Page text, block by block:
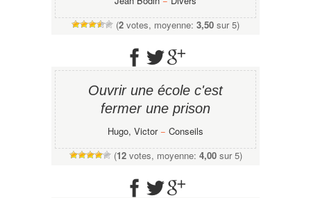
(2 votes, moyenne: 3,50 sur 5)
Ouvrir une école c'est
fermer une prison
Hugo, Victor− Conseils
(12votes, moyenne: 4,00sur 5)